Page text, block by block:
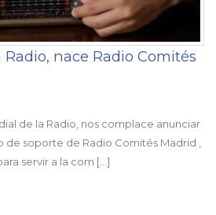
nace Radio Comités
de la Radio, nos complace anunciar
soporte de Radio Comités Madrid ,
servir a la com [...]